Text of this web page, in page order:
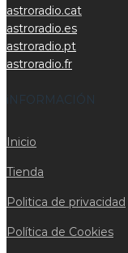
astroradio.cat
astroradio.es
astroradio.pt
astroradio.fr
iNFORMACIÓN
Inicio
Tienda
Politica de privacidad
Política de Cookies